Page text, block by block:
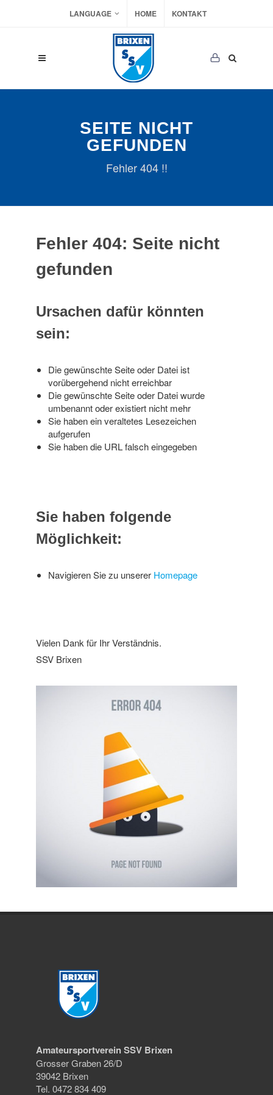
LANGUAGE HOME KONTAKT
SEITE NICHT
GEFUNDEN
Fehler 404 !!
Fehler 404: Seite nicht
gefunden
Ursachen dafür könnten
sein:
Die gewünschte Seite oder Datei ist
vorübergehend nicht erreichbar
Die gewünschte Seite oder Datei wurde
umbenannt oder existiert nicht mehr
Sie haben ein veraltetes Lesezeichen
aufgerufen
Sie haben die URL falsch eingegeben
Sie haben folgende
Möglichkeit:
Navigieren Sie zu unserer Homepage
Vielen Dank für Ihr Verständnis.
SSV Brixen
Amateursportverein SSV Brixen
Grosser Graben 26/D
39042 Brixen
Tel. 0472 834 409